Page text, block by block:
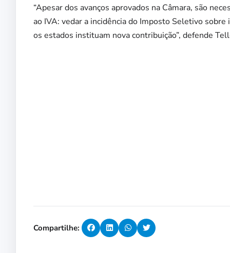
“Apesar dos avanços aprovados na Câmara, são
ao IVA: vedar a incidência do Imposto Seletivo
os estados instituam nova contribuição”, defende
Compartilhe: